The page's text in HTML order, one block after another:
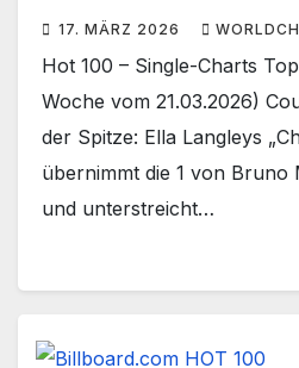
17. MÄRZ 2026
Hot 100 – Single-Charts
Woche vom 21.03.2026)
der Spitze: Ella Langleys
übernimmt die 1 von Bruno
und unterstreicht…